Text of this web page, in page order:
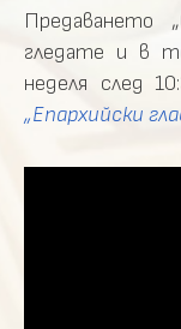
Предаването
гледате и в
неделя след
„Епархийски